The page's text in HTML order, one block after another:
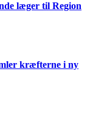
læger til Region
kræfterne i ny